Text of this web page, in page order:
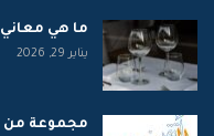
ما هي معاني
يناير 29, 2026
مجموعة من